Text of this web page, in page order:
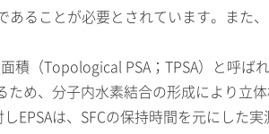
あることが必要とされています。また
積（Topological PSA；TPSA）と呼ば
め、分子内水素結合の形成により立
EPSAは、SFCの保持時間を元にした